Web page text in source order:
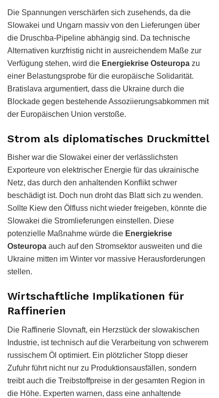
Die Spannungen verschärfen sich zusehends, da die
Slowakei und Ungarn massiv von den Lieferungen über
die Druschba-Pipeline abhängig sind. Da technische
Alternativen kurzfristig nicht in ausreichendem Maße zur
Verfügung stehen, wird die Energiekrise Osteuropa zu
einer Belastungsprobe für die europäische Solidarität.
Bratislava argumentiert, dass die Ukraine durch die
Blockade gegen bestehende Assoziierungsabkommen mit
der Europäischen Union verstoße.
Strom als diplomatisches Druckmittel
Bisher war die Slowakei einer der verlässlichsten
Exporteure von elektrischer Energie für das ukrainische
Netz, das durch den anhaltenden Konflikt schwer
beschädigt ist. Doch nun droht das Blatt sich zu wenden.
Sollte Kiew den Ölfluss nicht wieder freigeben, könnte die
Slowakei die Stromlieferungen einstellen. Diese
potenzielle Maßnahme würde die Energiekrise
Osteuropa auch auf den Stromsektor ausweiten und die
Ukraine mitten im Winter vor massive Herausforderungen
stellen.
Wirtschaftliche Implikationen für
Raffinerien
Die Raffinerie Slovnaft, ein Herzstück der slowakischen
Industrie, ist technisch auf die Verarbeitung von schwerem
russischem Öl optimiert. Ein plötzlicher Stopp dieser
Zufuhr führt nicht nur zu Produktionsausfällen, sondern
treibt auch die Treibstoffpreise in der gesamten Region in
die Höhe. Experten warnen, dass eine anhaltende